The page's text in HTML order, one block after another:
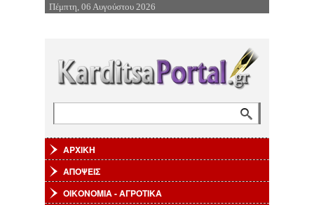
Επιστροφή στην Πλοήγηση
Πέμπτη, 06 Αυγούστου 2026
ΑΡΧΙΚΗ
ΑΠΟΨΕΙΣ
ΟΙΚΟΝΟΜΙΑ - ΑΓΡΟΤΙΚΑ